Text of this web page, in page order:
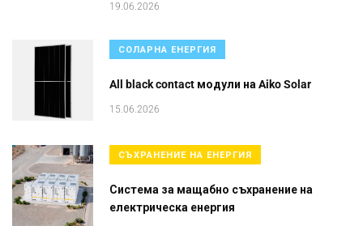
19.06.2026
СОЛАРНА ЕНЕРГИЯ
All black contact модули на Aiko Solar
15.06.2026
СЪХРАНЕНИЕ НА ЕНЕРГИЯ
Система за мащабно съхранение на
електрическа енергия